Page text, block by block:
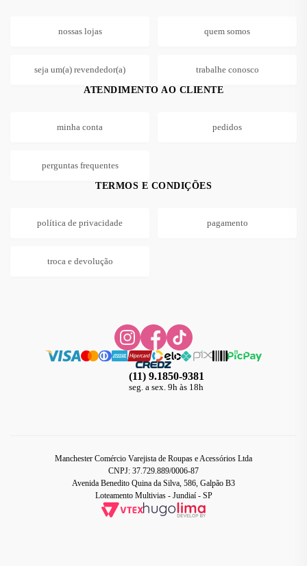
nossas lojas quem somos
seja um(a) revendedor(a) trabalhe conosco
ATENDIMENTO AO CLIENTE
minha conta pedidos
perguntas frequentes
TERMOS E CONDIÇÕES
política de privacidade pagamento
troca e devolução
(11) 9.1850-9381
seg. a sex. 9h às 18h
Manchester Comércio Varejista de Roupas e Acessórios Ltda
CNPJ: 37.729.889/0006-87
Avenida Benedito Quina da Silva, 586, Galpão B3
Loteamento Multivias - Jundiaí - SP